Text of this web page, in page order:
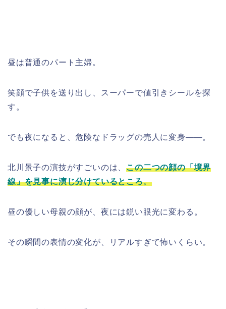
昼は普通のパート主婦。
笑顔で子供を送り出し、スーパーで値引きシールを探
す。
でも夜になると、危険なドラッグの売人に変身――。
北川景子の演技がすごいのは、この二つの顔の「境界
線」を見事に演じ分けているところ。
昼の優しい母親の顔が、夜には鋭い眼光に変わる。
その瞬間の表情の変化が、リアルすぎて怖いくらい。